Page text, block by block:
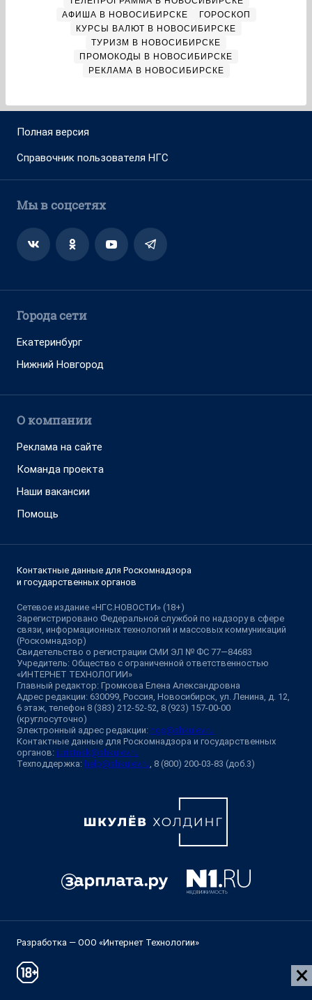
АФИША В НОВОСИБИРСКЕ
ГОРОСКОП
КУРСЫ ВАЛЮТ В НОВОСИБИРСКЕ
ТУРИЗМ В НОВОСИБИРСКЕ
ПРОМОКОДЫ В НОВОСИБИРСКЕ
РЕКЛАМА В НОВОСИБИРСКЕ
Полная версия
Справочник пользователя НГС
Мы в соцсетях
Города сети
Екатеринбург
Нижний Новгород
О компании
Реклама на сайте
Команда проекта
Наши вакансии
Помощь
Контактные данные для Роскомнадзора
и государственных органов
Сетевое издание «НГС.НОВОСТИ» (18+)
Зарегистрировано Федеральной службой по надзору в сфере
связи, информационных технологий и массовых коммуникаций
(Роскомнадзор)
Свидетельство о регистрации СМИ ЭЛ № ФС 77—84683
Учредитель: Общество с ограниченной ответственностью
«ИНТЕРНЕТ ТЕХНОЛОГИИ»
Главный редактор: Громкова Елена Александровна
Адрес редакции: 630099, Россия, Новосибирск, ул. Ленина, д. 12,
6 этаж, телефон 8 (383) 212-52-52, 8 (923) 157-00-00
(круглосуточно)
Электронный адрес редакции: ngs@shkulev.ru
Контактные данные для Роскомнадзора и государственных
органов: juristnsk@shkulev.ru
Техподдержка: help@shkulev.ru , 8 (800) 200-03-83 (доб.3)
Разработка — ООО «Интернет Технологии»